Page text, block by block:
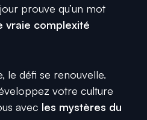
prouve qu’un mot
vraie complexité
le défi se renouvelle.
votre culture
avec les mystères du